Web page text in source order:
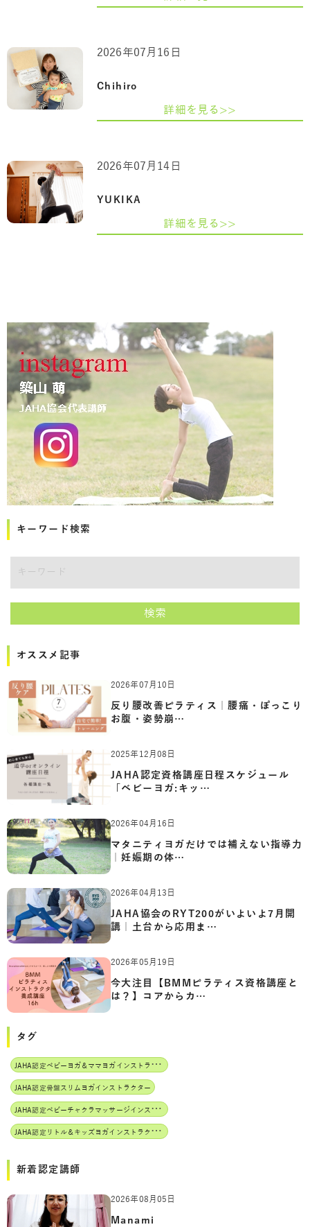
Chihiro
2026年07月16日
詳細を見る>>
YUKIKA
2026年07月14日
詳細を見る>>
キーワード検索
検索
オススメ記事
2026年07月10日
反り腰改善ピラティス｜腰痛・ぽっこり
お腹・姿勢崩…
2025年12月08日
JAHA認定資格講座日程スケジュール
「ベビーヨガ:キッ…
2026年04月16日
マタニティヨガだけでは補えない指導力
｜妊娠期の体…
2026年04月13日
JAHA協会のRYT200がいよいよ7月開
講｜土台から応用ま…
2026年05月19日
今大注目【BMMピラティス資格講座と
は？】コアからカ…
タグ
J
AHA認定ベビーヨガ＆ママヨガインストラクター
JAHA認定骨盤スリムヨガインストラクター
J
AHA認定ベビーチャクラマッサージインストラクター
J
AHA認定リトル＆キッズヨガインストラクター
新着認定講師
2026年08月05日
Manami